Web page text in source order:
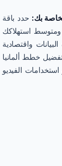
حدد باقة
ومتوسط استهلاكك
واقتصادية
خطط ألمانيا
الفيديو